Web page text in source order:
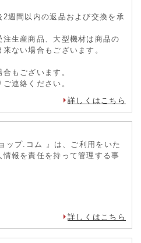
週間以内の返品および交換を承
生産商品、大型機材は商品の
ない場合もございます。
もございます。
ご連絡ください。
詳しくはこちら
ップ.コム 』は、ご利用をいた
報を責任を持って管理する事
詳しくはこちら